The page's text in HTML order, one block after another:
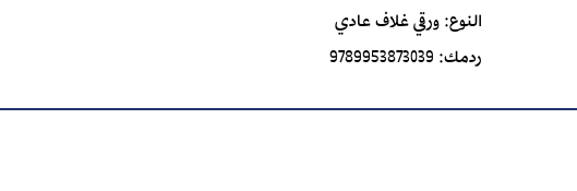
النوع:ورقي غلاف عادي
ردمك:9789953873039